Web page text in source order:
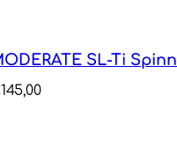
SL-Ti Spinn
145,00Price